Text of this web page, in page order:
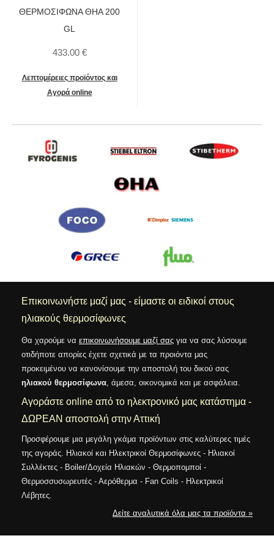
ΘΕΡΜΟΣΙΦΩΝΑ ΘΗΑ 200
GL
433.00 €
Λεπτομέρειες προϊόντος και
Aγορά online
Επικοινωνήστε μαζί μας - είμαστε οι ειδικοί στους
ηλιακούς θερμοσίφωνες
Θα χαρούμε να επικοινωνήσουμε μαζί σας για να σας λύσουμε
οτιδήποτε απορίες έχετε σχετικά με τα προιόντα μας
προκειμένου να κανονίσουμε την αποστολή του δικού σας
ηλιακού θερμοσίφωνα , άμεσα, οικονομικά και με ασφάλεια.
Αγοράστε online από το ηλεκτρονικό μας κατάστημα -
ΔΩΡΕΑΝ αποστολή στην Αττική
Προσφέρουμε μια μεγάλη γκάμα προϊόντων στις καλύτερες τιμές
της αγοράς. Ηλιακοί και Ηλεκτρικοί Θερμοσίφωνες - Ηλιακοί
Συλλέκτες - Boiler/Δοχεία Ηλιακών - Θερμοπομποί -
Θερμοσσυσωρευτές - Αερόθερμα - Fan Coils - Ηλεκτρικοί
Λέβητες.
Δείτε αναλυτικά όλα μας τα προϊόντα »